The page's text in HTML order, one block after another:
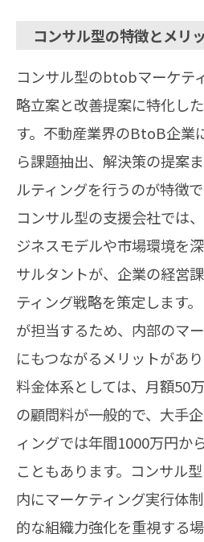
コンサル型の特徴とメリ
コンサル型のbtobマーケテ
略立案と改善提案に特化し
す。不動産業界のBtoB企業
ら課題抽出、解決策の提案
ルティングを行うのが特徴で
コンサル型の支援会社では
ジネスモデルや市場環境を
サルタントが、企業の経営
ティング戦略を策定します
が担当するため、内部のマ
にもつながるメリットがあり
料金体系としては、月額50
の顧問料が一般的で、大手
ィングでは年間1000万円か
こともあります。コンサル
内にマーケティング実行体
的な組織力強化を重視する